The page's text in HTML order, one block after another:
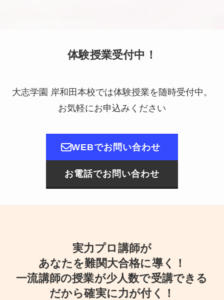
体験授業受付中！
大志学園 岸和田本校では体験授業を随時受付中。
お気軽にお申込みください
WEBでお問い合わせ
お電話でお問い合わせ
実力プロ講師が
あなたを難関大合格に導く！
一流講師の授業が少人数で受講できる
だから確実に力が付く！